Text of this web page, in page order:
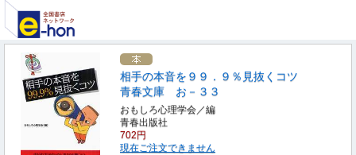
相手の本音を９９．９％見抜くコツ
青春文庫 お－３３
おもしろ心理学会／編
青春出版社
702円
現在ご注文できません